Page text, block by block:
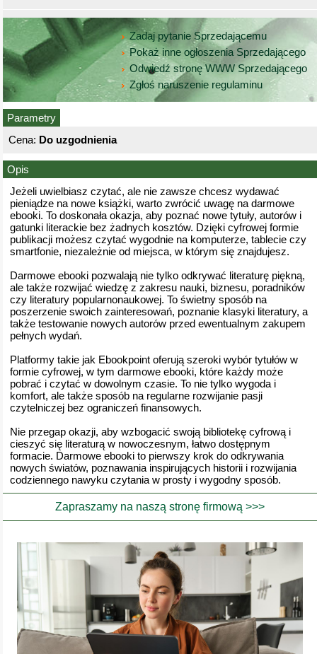
Zadaj pytanie Sprzedającemu
Pokaż inne ogłoszenia Sprzedającego
Odwiedź stronę WWW Sprzedającego
Zgłoś naruszenie regulaminu
Parametry
Cena: Do uzgodnienia
Opis
Jeżeli uwielbiasz czytać, ale nie zawsze chcesz wydawać
pieniądze na nowe książki, warto zwrócić uwagę na darmowe
ebooki. To doskonała okazja, aby poznać nowe tytuły, autorów i
gatunki literackie bez żadnych kosztów. Dzięki cyfrowej formie
publikacji możesz czytać wygodnie na komputerze, tablecie czy
smartfonie, niezależnie od miejsca, w którym się znajdujesz.
Darmowe ebooki pozwalają nie tylko odkrywać literaturę piękną,
ale także rozwijać wiedzę z zakresu nauki, biznesu, poradników
czy literatury popularnonaukowej. To świetny sposób na
poszerzenie swoich zainteresowań, poznanie klasyki literatury, a
także testowanie nowych autorów przed ewentualnym zakupem
pełnych wydań.
Platformy takie jak Ebookpoint oferują szeroki wybór tytułów w
formie cyfrowej, w tym darmowe ebooki, które każdy może
pobrać i czytać w dowolnym czasie. To nie tylko wygoda i
komfort, ale także sposób na regularne rozwijanie pasji
czytelniczej bez ograniczeń finansowych.
Nie przegap okazji, aby wzbogacić swoją bibliotekę cyfrową i
cieszyć się literaturą w nowoczesnym, łatwo dostępnym
formacie. Darmowe ebooki to pierwszy krok do odkrywania
nowych światów, poznawania inspirujących historii i rozwijania
codziennego nawyku czytania w prosty i wygodny sposób.
Zapraszamy na naszą stronę firmową >>>